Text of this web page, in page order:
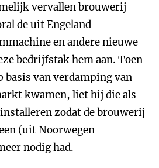
vervallen brouwerij
de uit Engeland
en andere nieuwe
bedrijfstak hem aan. Toen
basis van verdamping van
kwamen, liet hij die als
zodat de brouwerij
(uit Noorwegen
nodig had.